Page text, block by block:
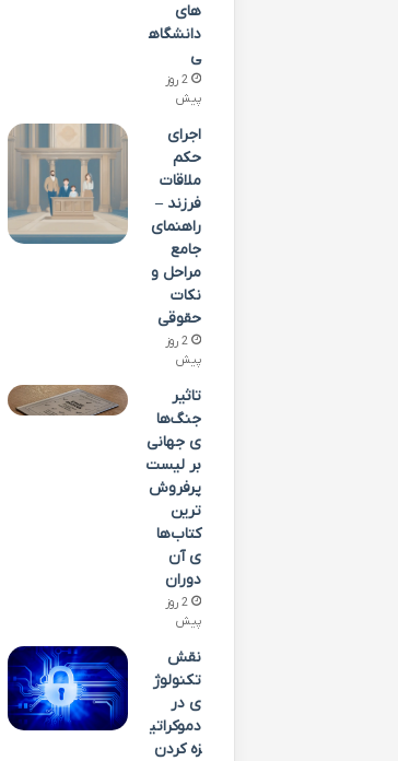
های
دانشگاه
ی
2 روز
پیش
اجرای
حکم
ملاقات
فرزند –
راهنمای
جامع
مراحل و
نکات
حقوقی
2 روز
پیش
تاثیر
جنگ‌ها
ی جهانی
بر لیست
پرفروش‌
ترین
کتاب‌ها
ی آن
دوران
2 روز
پیش
نقش
تکنولوژ
ی در
دموکراتی
زه کردن